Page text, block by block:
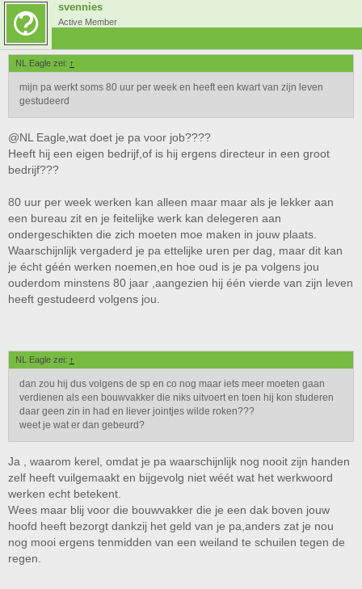
svennies
Active Member
NL Eagle zei: ↑
mijn pa werkt soms 80 uur per week en heeft een kwart van zijn leven
gestudeerd
@NL Eagle,wat doet je pa voor job????
Heeft hij een eigen bedrijf,of is hij ergens directeur in een groot
bedrijf???
80 uur per week werken kan alleen maar maar als je lekker aan
een bureau zit en je feitelijke werk kan delegeren aan
ondergeschikten die zich moeten moe maken in jouw plaats.
Waarschijnlijk vergaderd je pa ettelijke uren per dag, maar dit kan
je écht géén werken noemen,en hoe oud is je pa volgens jou
ouderdom minstens 80 jaar ,aangezien hij één vierde van zijn leven
heeft gestudeerd volgens jou.
NL Eagle zei: ↑
dan zou hij dus volgens de sp en co nog maar iets meer moeten gaan
verdienen als een bouwvakker die niks uitvoert en toen hij kon studeren
daar geen zin in had en liever jointjes wilde roken???
weet je wat er dan gebeurd?
Ja , waarom kerel, omdat je pa waarschijnlijk nog nooit zijn handen
zelf heeft vuilgemaakt en bijgevolg niet wéét wat het werkwoord
werken echt betekent.
Wees maar blij voor die bouwvakker die je een dak boven jouw
hoofd heeft bezorgt dankzij het geld van je pa,anders zat je nou
nog mooi ergens tenmidden van een weiland te schuilen tegen de
regen.